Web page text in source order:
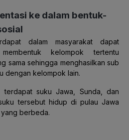
ke dalam bentuk-
dalam masyarakat dapat
kelompok tertentu
sama sehingga menghasilkan sub
dengan kelompok lain.
suku Jawa, Sunda, dan
tersebut hidup di pulau Jawa
berbeda.